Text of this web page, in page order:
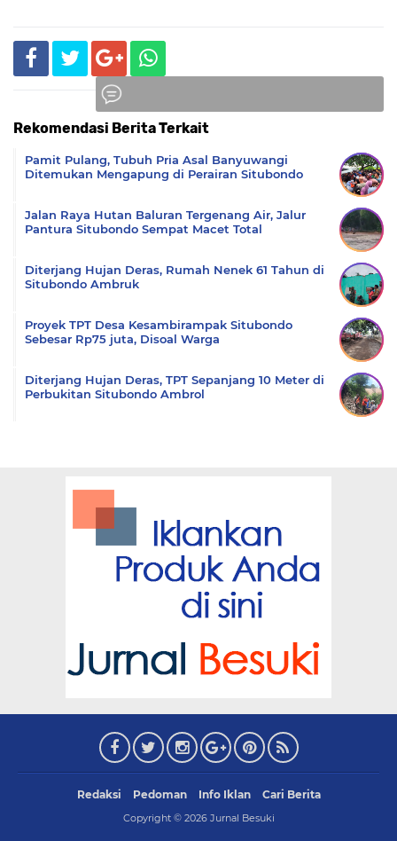
Rekomendasi Berita Terkait
Pamit Pulang, Tubuh Pria Asal Banyuwangi
Ditemukan Mengapung di Perairan Situbondo
Jalan Raya Hutan Baluran Tergenang Air, Jalur
Pantura Situbondo Sempat Macet Total
Diterjang Hujan Deras, Rumah Nenek 61 Tahun di
Situbondo Ambruk
Proyek TPT Desa Kesambirampak Situbondo
Sebesar Rp75 juta, Disoal Warga
Diterjang Hujan Deras, TPT Sepanjang 10 Meter di
Perbukitan Situbondo Ambrol
Redaksi Pedoman Info Iklan Cari Berita
Copyright © 2026 Jurnal Besuki